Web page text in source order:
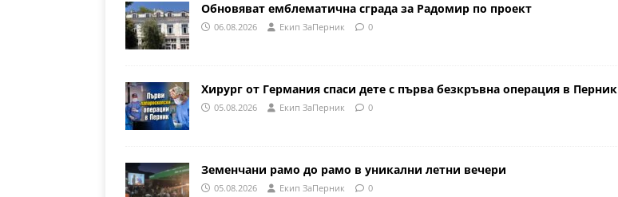
Обновяват емблематична сграда за Радомир по проект
06.08.2026 Eкип ЗаПерник 0
Хирург от Германия спаси дете с първа безкръвна операция в Перник
05.08.2026 Eкип ЗаПерник 0
Земенчани рамо до рамо в уникални летни вечери
05.08.2026 Eкип ЗаПерник 0